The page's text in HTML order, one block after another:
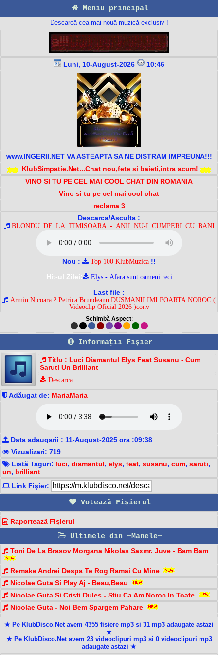
Meniu principal
Descarcă cea mai nouă muzică exclusiv !
Luni, 10-August-2026 10:46
www.INGERII.NET VA ASTEAPTA SA NE DISTRAM IMPREUNA!!!
KlubSimpatie.Net...Chat nou,fete si baieti,intra acum!
VINO SI TU PE CEL MAI COOL CHAT DIN ROMANIA
Vino si tu pe cel mai cool chat
reclama 3
Descarca/Asculta :
BLONDU_DE_LA_TIMISOARA_-_ANII_NU-I_CUMPERI_CU_BANI
Nou : Top 100 KlubMuzica !!
Hit-ul Zilei:
Elys - Afara sunt oameni reci
Last file :
Armin Nicoara ? Petrica Brundeanu DUSMANII IMI POARTA NOROC (
Videoclip Oficial 2026 )conv
Schimbă Aspect:
Informaţii Fişier
Titlu : Luci Diamantul Elys Feat Susanu - Cum
Saruti Un Brilliant
Descarca
Adăugat de: MariaMaria
Data adaugarii : 11-August-2025 ora :09:38
Vizualizari: 719
Listă Taguri: luci, diamantul, elys, feat, susanu, cum, saruti,
un, brilliant
Link Fişier:
Votează Fişierul
Raportează Fişierul
Ultimele din ~Manele~
Toni De La Brasov Morgana Nikolas Saxmr. Juve - Bam Bam️
Remake Andrei Despa Te Rog Ramai Cu Mine
Nicolae Guta Si Play Aj - Beau,Beau
Nicolae Guta Si Cristi Dules - Stiu Ca Am Noroc In Toate
Nicolae Guta - Noi Bem Spargem Pahare
★ Pe KlubDisco.Net avem 4355 fisiere mp3 si 31 mp3 adaugate astazi
★
★ Pe KlubDisco.Net avem 23 videoclipuri mp3 si 0 videoclipuri mp3
adaugate astazi ★